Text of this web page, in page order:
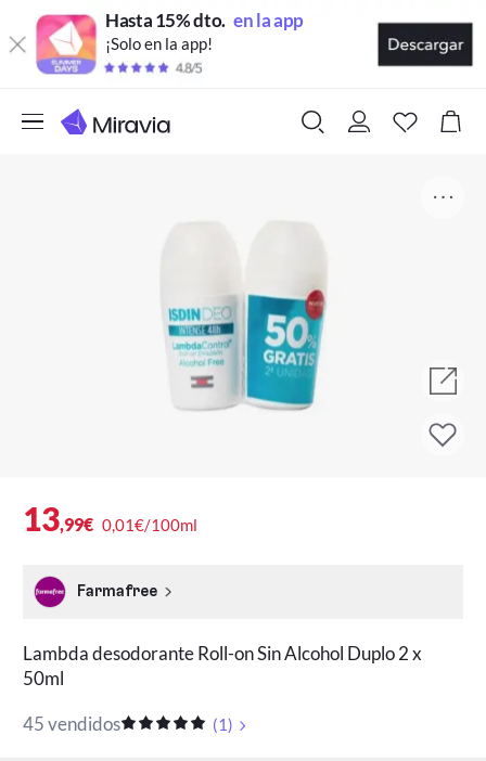
Hasta 15% dto. en la app
¡Solo en la app!
13,99€ 0,01€/100ml
Farmafree
Lambda desodorante Roll-on Sin Alcohol Duplo 2 x
50ml
45 vendidos
(1)